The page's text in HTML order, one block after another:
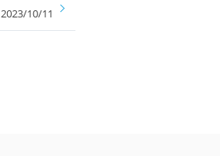
2023/10/11